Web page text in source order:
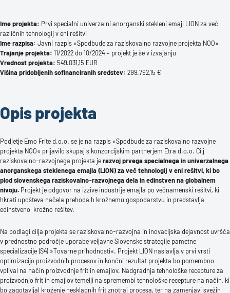
Ime projekta: Prvi specialni univerzalni anorganski stekleni emajl LION za več
različnih tehnologij v eni rešitvi
Ime razpisa: Javni razpis »Spodbude za raziskovalno razvojne projekta NOO«
Trajanje projekta: 11/2022 do 10/2024 – projekt je še v izvajanju
Vrednost projekta: 549.031,15 EUR
Višina pridobljenih sofinanciranih sredstev: 299.792,15 €
Opis projekta
Podjetje Emo Frite d.o.o. se je na razpis »Spodbude za raziskovalno razvojne
projekta NOO« prijavilo skupaj s konzorcijskim partnerjem Etra d.o.o. Cilj
raziskovalno-razvojnega projekta jerazvoj prvega specialnega in univerzalnega
anorganskega steklenega emajla (LION) za več tehnologij v eni rešitvi, ki bo
plod slovenskega raziskovalno-razvojnega dela in edinstven na globalnem
nivoju. Projekt je odgovor na izzive industrije emajla po večnamenski rešitvi, ki
hkrati upošteva načela prehoda h krožnemu gospodarstvu in predstavlja
edinstveno krožno rešitev.
Na podlagi cilja projekta se raziskovalno-razvojna in inovacijska dejavnost uvršča
v prednostno področje uporabe veljavne Slovenske strategije pametne
specializacije (S4) »Tovarne prihodnosti«. Projekt LION naslavlja v prvi vrsti
optimizacijo proizvodnih procesov in končni rezultat projekta bo pomembno
vplival na način proizvodnje frit in emajlov. Nadgradnja tehnološke recepture za
proizvodnjo frit in emajlov temelji na spremembi tehnološke recepture na način, ki
bo zagotavljal kroženje neskladnih frit znotraj procesa, ter na zamenjavi svežih